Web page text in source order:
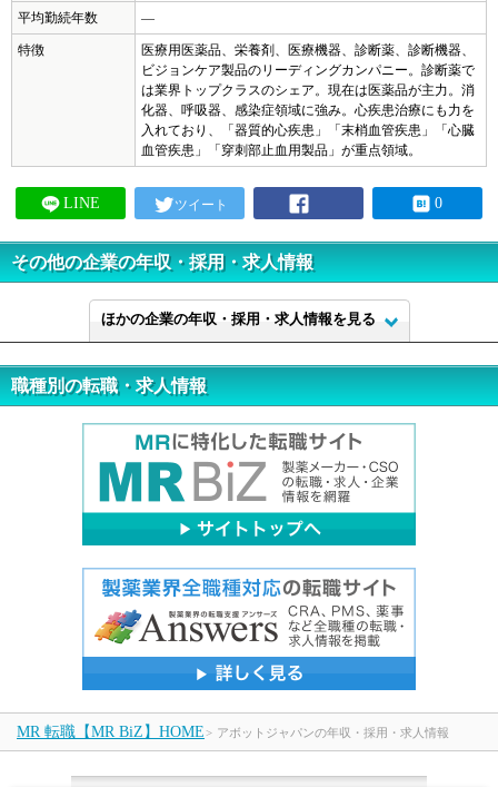
メニュー 閉じる
求人検索
女性MRのキャリア
MRからのキャリアチェンジ
未経験からMRを目指す
営業所長・エリアマネージャーの転職
転職ネゴシエーション
行きたい企業に希望の条件で転職。交渉力と情報力に特化した転
転職ネゴシエーションを依頼する(無料)
平均勤続年数 ―
特徴
医療用医薬品、栄養剤、医療機器、診断薬、診断機器、
ビジョンケア製品のリーディングカンパニー。診断薬で
は業界トップクラスのシェア。現在は医薬品が主力。消
化器、呼吸器、感染症領域に強み。心疾患治療にも力を
入れており、「器質的心疾患」「末梢血管疾患」「心臓
血管疾患」「穿刺部止血用製品」が重点領域。
LINE ツイート 0
その他の企業の年収・採用・求人情報
ほかの企業の年収・採用・求人情報を見る
ブリストル・マイヤーズ
マルホ
メルクバイオファーマ
持田製薬
ユーシービージャパン
ほかの企業の年収・採用・求人情報を閉じる
職種別の転職・求人情報
MR 転職【MR BiZ】HOME > アボットジャパンの年収・採用・求人情報